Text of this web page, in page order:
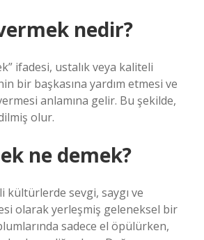
nedir?
ifadesi, ustalık veya kaliteli
bir başkasına yardım etmesi ve
anlamına gelir. Bu şekilde,
olur.
ne demek?
kültürlerde sevgi, saygı ve
olarak yerleşmiş geleneksel bir
sadece el öpülürken,